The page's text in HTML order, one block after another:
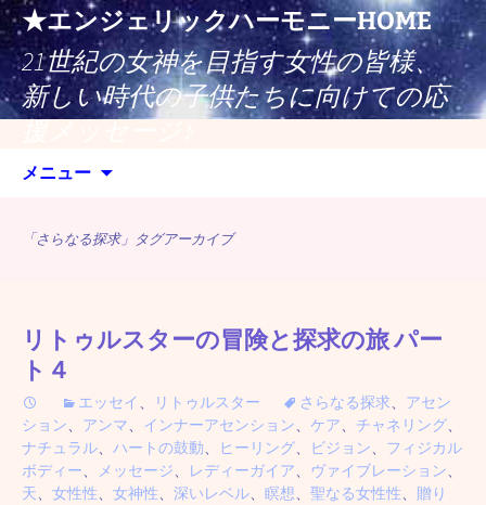
コ
ン
テ
ン
ツ
★エンジェリックハーモニーHOME
21世紀の女神を目指す女性の皆様、
新しい時代の子供たちに向けての応
援メッセージ♪
メニュー
「さらなる探求」タグアーカイブ
リトゥルスターの冒険と探求の旅 パー
ト４
エッセイ、 リトゥルスター さらなる探求、 アセン
ション、 アンマ、 インナーアセンション、 ケア、 チャネリング、
ナチュラル、 ハートの鼓動、 ヒーリング、 ビジョン、 フィジカル
ボディー、 メッセージ、 レディーガイア、 ヴァイブレーション、
天、 女性性、 女神性、 深いレベル、 瞑想、 聖なる女性性、 贈り